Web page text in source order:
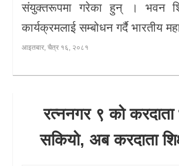
संयुक्तरूपमा गरेका हुन् । भवन
कार्यक्रमलाई सम्बोधन गर्दै भारतीय
आइतबार, चैत्र १६, २०८१
रत्ननगर ९ को
सकियो, अब करदाता